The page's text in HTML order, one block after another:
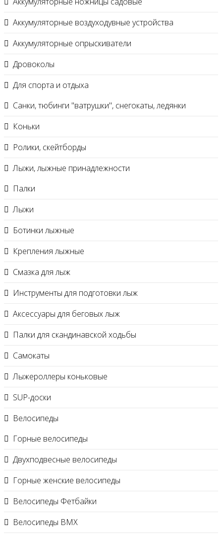
Аккумуляторные воздуходувные устройства
Аккумуляторные опрыскиватели
Дровоколы
Для спорта и отдыха
Санки, тюбинги "ватрушки", снегокаты, ледянки
Коньки
Ролики, скейтборды
Лыжи, лыжные принадлежности
Палки
Лыжи
Ботинки лыжные
Крепления лыжные
Смазка для лыж
Инструменты для подготовки лыж
Аксессуары для беговых лыж
Палки для скандинавской ходьбы
Самокаты
Лыжероллеры коньковые
SUP-доски
Велосипеды
Горные велосипеды
Двухподвесные велосипеды
Горные женские велосипеды
Велосипеды Фетбайки
Велосипеды BMX